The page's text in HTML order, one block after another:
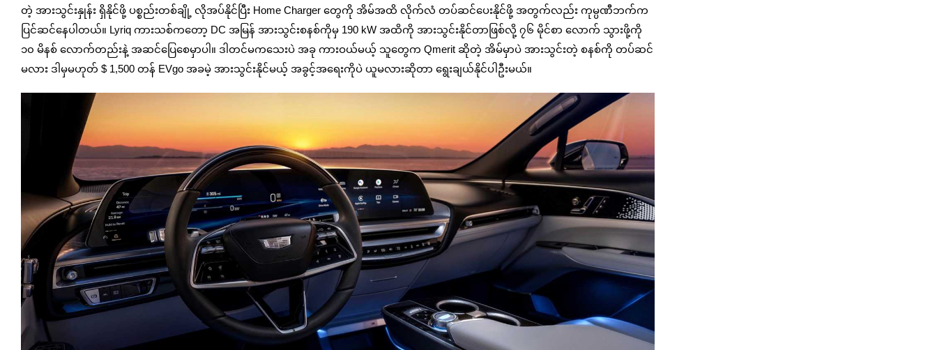
တဲ့ အားသွင်းနှုန်း ရှိနိုင်ဖို့ ပစ္စည်းတစ်ချို့ လိုအပ်နိုင်ပြီး Home Charger တွေကို အိမ်အထိ လိုက်လံ တပ်ဆင်ပေးနိုင်ဖို့ အတွက်လည်း ကုမ္ပဏီဘက်က
ပြင်ဆင်နေပါတယ်။ Lyriq ကားသစ်ကတော့ DC အမြန် အားသွင်းစနစ်ကိုမှ 190 kW အထိကို အားသွင်းနိုင်တာဖြစ်လို့ ၇၆ မိုင်စာ လောက် သွားဖို့ကို
၁၀ မိနစ် လောက်တည်းနဲ့ အဆင်ပြေစေမှာပါ။ ဒါတင်မကသေးပဲ အခု ကားဝယ်မယ့် သူတွေက Qmerit ဆိုတဲ့ အိမ်မှာပဲ အားသွင်းတဲ့ စနစ်ကို တပ်ဆင်
မလား ဒါမှမဟုတ် $ 1,500 တန် EVgo အခမဲ့ အားသွင်းနိုင်မယ့် အခွင့်အရေးကိုပဲ ယူမလားဆိုတာ ‌ရွေးချယ်နိုင်ပါဦးမယ်။